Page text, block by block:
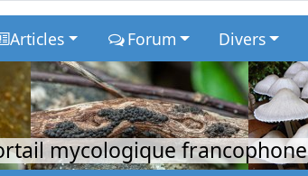
Articles Forum Divers
mycologique francophone